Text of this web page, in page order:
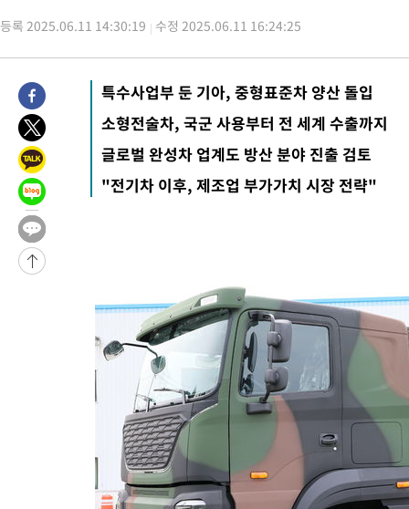
보, 언론 누출”
-18564초 전 >‘축구의 신’ 아르헨티나 축구 선수 메시의 부친 지병 별세
-18539초 전 >“美 이란전 무기 소진…북한과 분쟁시 주한 미군 취약해질 수
등록 2025.06.11 14:30:19 수정 2025.06.11 16:24:25
특수사업부 둔 기아, 중형표준차 양산 돌입
소형전술차, 국군 사용부터 전 세계 수출까지
글로벌 완성차 업계도 방산 분야 진출 검토
"전기차 이후, 제조업 부가가치 시장 전략"